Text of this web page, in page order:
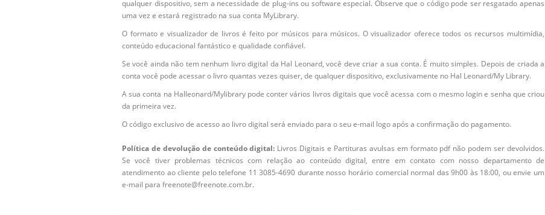
qualquer dispositivo, sem a necessidade de plug-ins ou software especial. Observe que o código pode ser resgatado apenas
uma vez e estará registrado na sua conta MyLibrary.
O formato e visualizador de livros é feito por músicos para músicos. O visualizador oferece todos os recursos multimídia,
conteúdo educacional fantástico e qualidade confiável.
Se você ainda não tem nenhum livro digital da Hal Leonard, você deve criar a sua conta. É muito simples. Depois de criada a
conta você pode acessar o livro quantas vezes quiser, de qualquer dispositivo, exclusivamente no Hal Leonard/My Library.
A sua conta na Halleonard/Mylibrary pode conter vários livros digitais que você acessa com o mesmo login e senha que criou
da primeira vez.
O código exclusivo de acesso ao livro digital será enviado para o seu e-mail logo após a confirmação do pagamento.
Política de devolução de conteúdo digital: Livros Digitais e Partituras avulsas em formato pdf não podem ser devolvidos.
Se você tiver problemas técnicos com relação ao conteúdo digital, entre em contato com nosso departamento de
atendimento ao cliente pelo telefone 11 3085-4690 durante nosso horário comercial normal das 9h00 às 18:00, ou envie um
e-mail para freenote@freenote.com.br.